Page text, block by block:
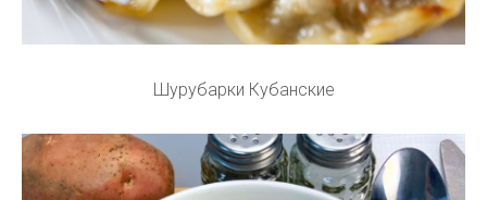
Шурубарки Кубанские